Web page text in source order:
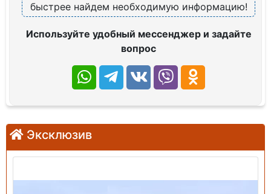
быстрее найдем необходимую информацию!
Используйте удобный мессенджер и задайте
вопрос
Эксклюзив